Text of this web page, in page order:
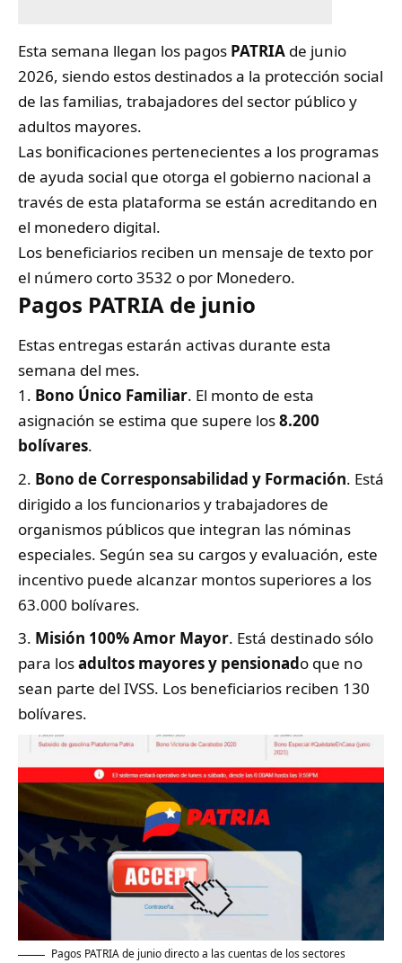
Esta semana llegan los pagos PATRIA de junio
2026, siendo estos destinados a la protección social
de las familias, trabajadores del sector público y
adultos mayores.
Las bonificaciones pertenecientes a los programas
de ayuda social que otorga el gobierno nacional a
través de esta plataforma se están acreditando en
el monedero digital.
Los beneficiarios reciben un mensaje de texto por
el número corto 3532 o por Monedero.
Pagos PATRIA de junio
Estas entregas estarán activas durante esta
semana del mes.
Bono Único Familiar. El monto de esta
asignación se estima que supere los8.200
bolívares.
Bono de Corresponsabilidad y Formación. Está
dirigido a los funcionarios y trabajadores de
organismos públicos que integran las nóminas
especiales. Según sea su cargos y evaluación, este
incentivo puede alcanzar montos superiores a los
63.000 bolívares.
​Misión 100% Amor Mayor. Está destinado sólo
para losadultos mayores y pensionado que no
sean parte del IVSS. Los beneficiarios reciben 130
bolívares.
Pagos PATRIA de junio directo a las cuentas de los sectores